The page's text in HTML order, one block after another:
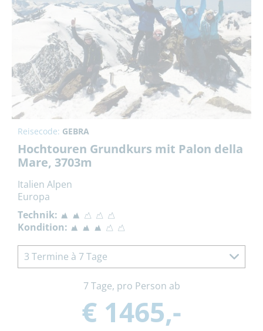
Reisecode: GEBRA
Hochtouren Grundkurs mit Palon della
Mare, 3703m
Italien Alpen
Europa
Technik:
Kondition:
3 Termine à 7 Tage
7 Tage, pro Person ab
€ 1465,-